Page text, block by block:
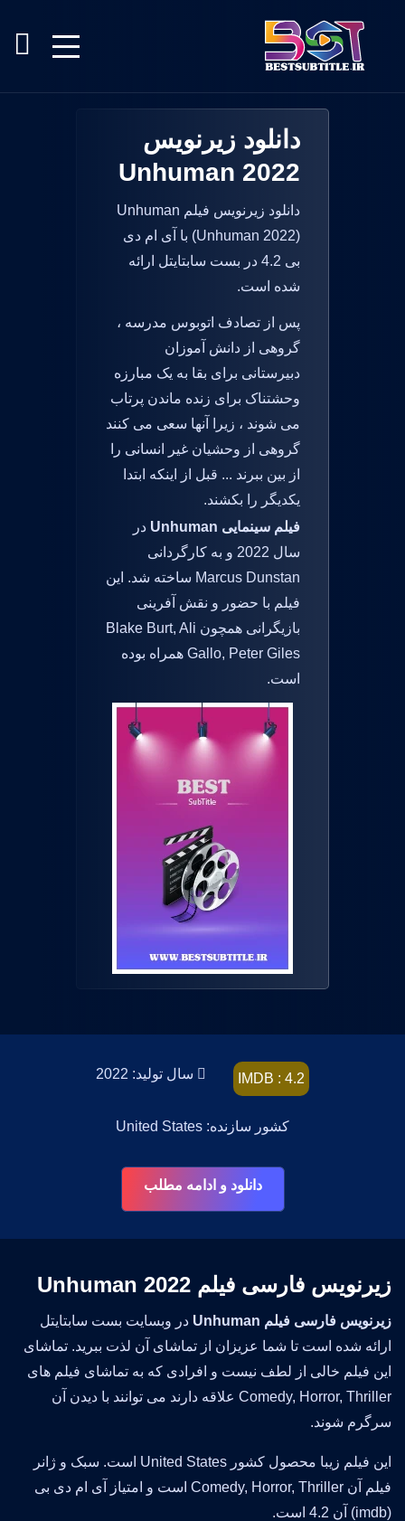
دانلود زیرنویس
Unhuman 2022
دانلود زیرنویس فیلم Unhuman
(Unhuman 2022) با آی ام دی
بی 4.2 در بست سابتایتل ارائه
شده است.
پس از تصادف اتوبوس مدرسه ،
گروهی از دانش آموزان
دبیرستانی برای بقا به یک مبارزه
وحشتناک برای زنده ماندن پرتاب
می شوند ، زیرا آنها سعی می کنند
گروهی از وحشیان غیر انسانی را
از بین ببرند ... قبل از اینکه ابتدا
یکدیگر را بکشند.
فیلم سینمایی Unhuman
در
سال 2022 و به کارگردانی
Marcus Dunstan ساخته شد. این
فیلم با حضور و نقش آفرینی
بازیگرانی همچون Blake Burt, Ali
Gallo, Peter Giles همراه بوده
است.
IMDB : 4.2 سال تولید: 2022
کشور سازنده: United States
دانلود و ادامه مطلب
زیرنویس فارسی فیلم Unhuman 2022
زیرنویس فارسی فیلم Unhuman
در وبسایت بست سابتایتل
ارائه شده است تا شما عزیزان از تماشای آن لذت ببرید. تماشای
این فیلم خالی از لطف نیست و افرادی که به تماشای فیلم های
Comedy, Horror, Thriller علاقه دارند می توانند با دیدن آن
سرگرم شوند.
این فیلم زیبا محصول کشور United States است. سبک و ژانر
فیلم آن Comedy, Horror, Thriller است و امتیاز آی ام دی بی
(imdb) آن 4.2 است.